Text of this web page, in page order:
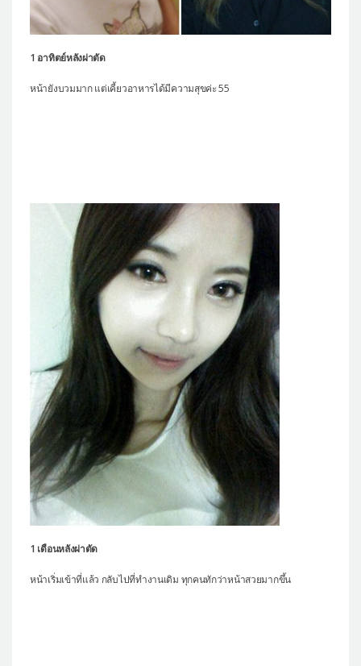
1 อาทิตย์หลังผ่าตัด
หน้ายังบวมมาก แต่เคี้ยวอาหารได้มีความสุขค่ะ 55
1 เดือนหลังผ่าตัด
หน้าเริ่มเข้าที่แล้ว กลับไปที่ทำงานเดิม ทุกคนทักว่าหน้าสวยมากขึ้น